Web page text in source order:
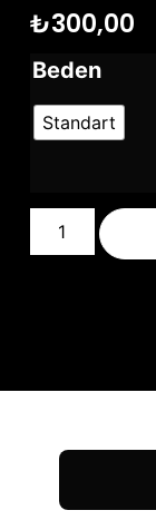
₺300,00
Beden
Standart